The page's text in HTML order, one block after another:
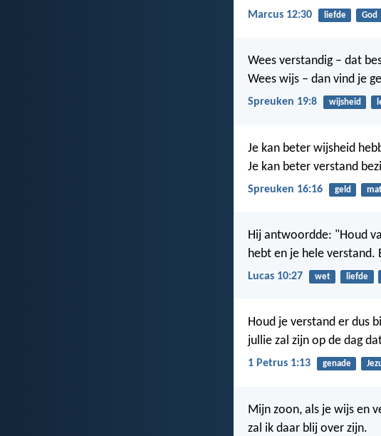
Marcus 12:30 liefde God
Wees verstandig – dat
Wees wijs – dan vind je
Spreuken 19:8 wijsheid
Je kan beter wijsheid
Je kan beter verstand
Spreuken 16:16 geld
Hij antwoordde: "Houd
hebt en je hele verstand.
Lucas 10:27 wet liefde
Houd je verstand er dus
jullie zal zijn op de dag
1 Petrus 1:13 genade
Mijn zoon, als je wijs en
zal ik daar blij over zijn.